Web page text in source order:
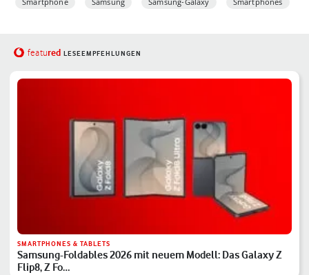
featured LESEEMPFEHLUNGEN
SMARTPHONES & TABLETS
Samsung-Foldables 2026 mit neuem Modell: Das Galaxy Z
Flip8, Z Fo…